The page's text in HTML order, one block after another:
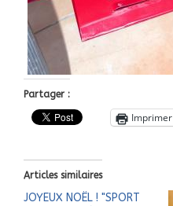
Partager :
Imprimer
Articles similaires
JOYEUX NOËL ! "SPORT